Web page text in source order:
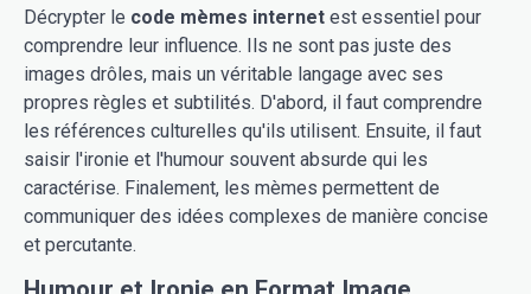
Décrypter le code mèmes internet est essentiel pour
comprendre leur influence. Ils ne sont pas juste des
images drôles, mais un véritable langage avec ses
propres règles et subtilités. D'abord, il faut comprendre
les références culturelles qu'ils utilisent. Ensuite, il faut
saisir l'ironie et l'humour souvent absurde qui les
caractérise. Finalement, les mèmes permettent de
communiquer des idées complexes de manière concise
et percutante.